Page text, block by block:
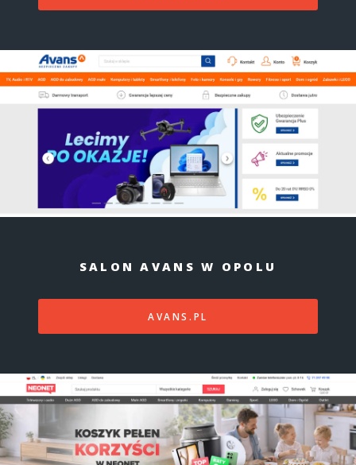
SALON AVANS W OPOLU
AVANS.PL